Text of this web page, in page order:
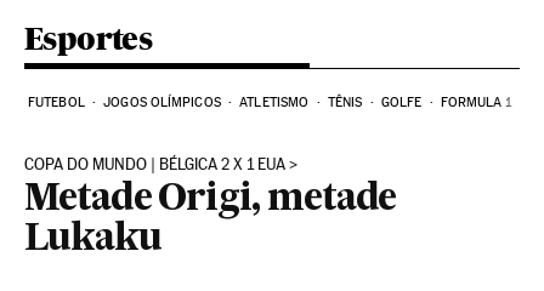
Esportes
FUTEBOL JOGOS OLÍMPICOS ATLETISMO TÊNIS GOLFE FORMULA 1
COPA DO MUNDO | BÉLGICA 2 X 1 EUA
Metade Origi, metade
Lukaku